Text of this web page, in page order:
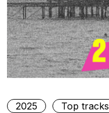
2025 Top tracks